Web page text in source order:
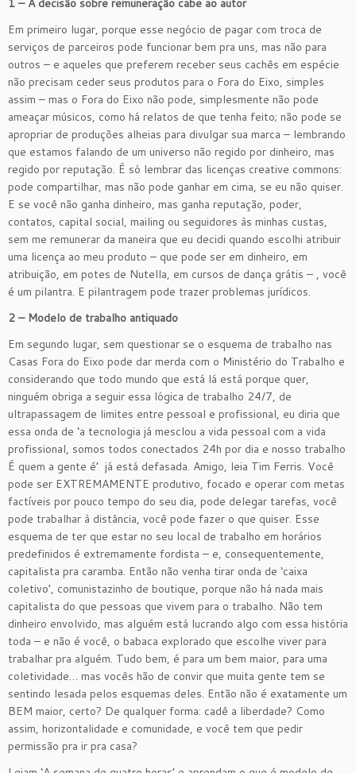
1 – A decisão sobre remuneração cabe ao autor
Em primeiro lugar, porque esse negócio de pagar com troca de
serviços de parceiros pode funcionar bem pra uns, mas não para
outros – e aqueles que preferem receber seus cachês em espécie
não precisam ceder seus produtos para o Fora do Eixo, simples
assim – mas o Fora do Eixo não pode, simplesmente não pode
ameaçar músicos, como há relatos de que tenha feito; não pode se
apropriar de produções alheias para divulgar sua marca – lembrando
que estamos falando de um universo não regido por dinheiro, mas
regido por reputação. É só lembrar das licenças creative commons:
pode compartilhar, mas não pode ganhar em cima, se eu não quiser.
E se você não ganha dinheiro, mas ganha reputação, poder,
contatos, capital social, mailing ou seguidores às minhas custas,
sem me remunerar da maneira que eu decidi quando escolhi atribuir
uma licença ao meu produto – que pode ser em dinheiro, em
atribuição, em potes de Nutella, em cursos de dança grátis – , você
é um pilantra. E pilantragem pode trazer problemas jurídicos.
2 – Modelo de trabalho antiquado
Em segundo lugar, sem questionar se o esquema de trabalho nas
Casas Fora do Eixo pode dar merda com o Ministério do Trabalho e
considerando que todo mundo que está lá está porque quer,
ninguém obriga a seguir essa lógica de trabalho 24/7, de
ultrapassagem de limites entre pessoal e profissional, eu diria que
essa onda de ‘a tecnologia já mesclou a vida pessoal com a vida
profissional, somos todos conectados 24h por dia e nosso trabalho
É quem a gente é’ já está defasada. Amigo, leia Tim Ferris. Você
pode ser EXTREMAMENTE produtivo, focado e operar com metas
factíveis por pouco tempo do seu dia, pode delegar tarefas, você
pode trabalhar à distância, você pode fazer o que quiser. Esse
esquema de ter que estar no seu local de trabalho em horários
predefinidos é extremamente fordista – e, consequentemente,
capitalista pra caramba. Então não venha tirar onda de ‘caixa
coletivo’, comunistazinho de boutique, porque não há nada mais
capitalista do que pessoas que vivem para o trabalho. Não tem
dinheiro envolvido, mas alguém está lucrando algo com essa história
toda – e não é você, o babaca explorado que escolhe viver para
trabalhar pra alguém. Tudo bem, é para um bem maior, para uma
coletividade… mas vocês hão de convir que muita gente tem se
sentindo lesada pelos esquemas deles. Então não é exatamente um
BEM maior, certo? De qualquer forma: cadê a liberdade? Como
assim, horizontalidade e comunidade, e você tem que pedir
permissão pra ir pra casa?